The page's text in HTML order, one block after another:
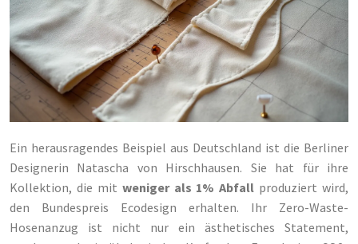
Ein herausragendes Beispiel aus Deutschland ist die Berliner
Designerin Natascha von Hirschhausen. Sie hat für ihre
Kollektion, die mit weniger als 1% Abfall produziert wird,
den Bundespreis Ecodesign erhalten. Ihr Zero-Waste-
Hosenanzug ist nicht nur ein ästhetisches Statement,